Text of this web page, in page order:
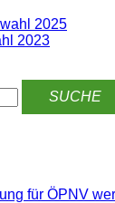
2025
2023